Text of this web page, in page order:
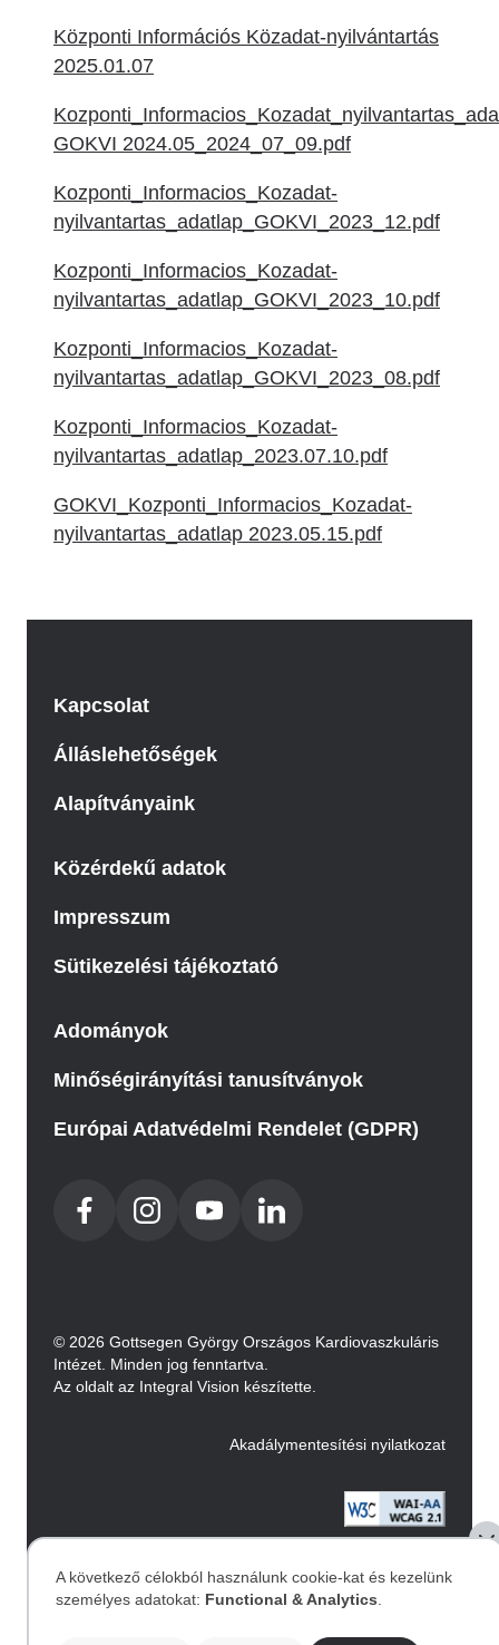
Központi Információs Közadat-nyilvántartás
2025.01.07
GOKVI 2024.05_2024_07_09.pdf
Kozponti_Informacios_Kozadat-
nyilvantartas_adatlap_GOKVI_2023_12.pdf
Kozponti_Informacios_Kozadat-
nyilvantartas_adatlap_GOKVI_2023_10.pdf
Kozponti_Informacios_Kozadat-
nyilvantartas_adatlap_GOKVI_2023_08.pdf
Kozponti_Informacios_Kozadat-
nyilvantartas_adatlap_2023.07.10.pdf
GOKVI_Kozponti_Informacios_Kozadat-
nyilvantartas_adatlap 2023.05.15.pdf
Kapcsolat
Álláslehetőségek
Alapítványaink
Közérdekű adatok
Impresszum
Sütikezelési tájékoztató
Adományok
Minőségirányítási tanusítványok
Európai Adatvédelmi Rendelet (GDPR)
© 2026 Gottsegen György Országos Kardiovaszkuláris
Intézet. Minden jog fenntartva.
Az oldalt az Integral Vision készítette.
Akadálymentesítési nyilatkozat
Image
A következő célokból használunk cookie-kat és kezelünk
személyes adatokat: Functional & Analytics